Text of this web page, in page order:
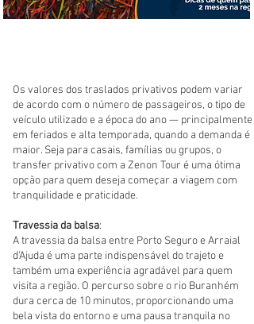
Os valores dos traslados privativos podem variar
de acordo com o número de passageiros, o tipo de
veículo utilizado e a época do ano — principalmente
em feriados e alta temporada, quando a demanda é
maior. Seja para casais, famílias ou grupos, o
transfer privativo com a Zenon Tour é uma ótima
opção para quem deseja começar a viagem com
tranquilidade e praticidade.
Travessia da balsa:
A travessia da balsa entre Porto Seguro e Arraial
d’Ajuda é uma parte indispensável do trajeto e
também uma experiência agradável para quem
visita a região. O percurso sobre o rio Buranhém
dura cerca de 10 minutos, proporcionando uma
bela vista do entorno e uma pausa tranquila no